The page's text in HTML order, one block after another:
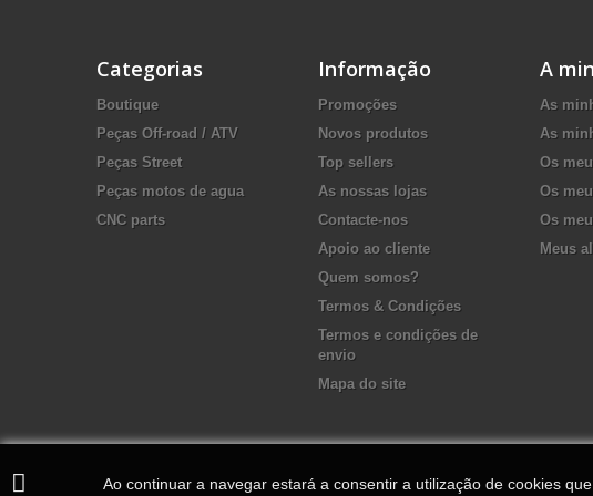
Categorias
Boutique
Peças Off-road / ATV
Peças Street
Peças motos de agua
CNC parts
Informação
Promoções
Novos produtos
Top sellers
As nossas lojas
Contacte-nos
Apoio ao cliente
Quem somos?
Termos & Condições
Termos e condições de
envio
Mapa do site
A
As
As
Os
Os
Os
Meus
Ao continuar a navegar estará a consentir a utilização de cookies